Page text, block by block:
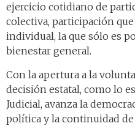
ejercicio cotidiano de
colectiva, participación
individual, la que sólo es
bienestar general.
Con la apertura a la
decisión estatal, como lo
Judicial, avanza la
política y la continuidad